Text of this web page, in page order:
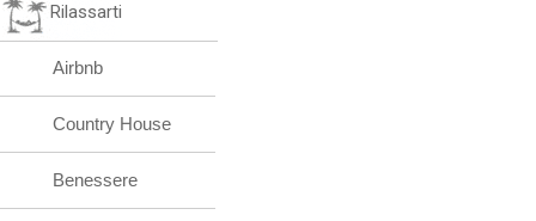
Rilassarti
Airbnb
Country House
Benessere